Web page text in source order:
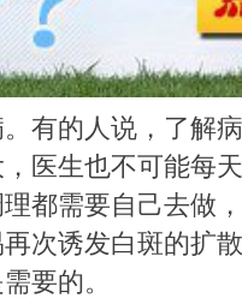
的人说，了解病
医生也不可能每
都需要自己去做
次诱发白斑的扩
要的。